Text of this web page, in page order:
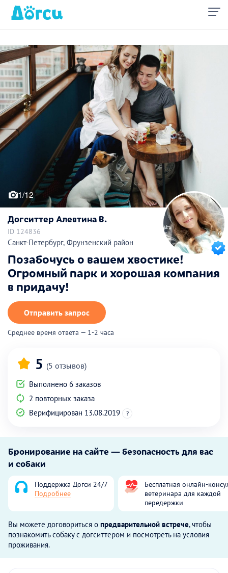
1/12
Догситтер Алевтина В.
ID 124836
Санкт-Петербург, Фрунзенский район
Позабочусь о вашем хвостике!
Огромный парк и хорошая компания
в придачу!
Отправить запрос
Среднее время ответа — 1-2 часа
5 (5 отзывов)
Выполнено 6 заказов
2 повторных заказа
Верифицирован 13.08.2019
?
Бронирование на сайте — безопасность для вас
и собаки
Поддержка Догси 24/7
Подробнее
Бесплатная онлайн-
ветеринара для каждой
передержки
Вы можете договориться о предварительной встрече, чтобы
познакомить собаку с догситтером и посмотреть на условия
проживания.